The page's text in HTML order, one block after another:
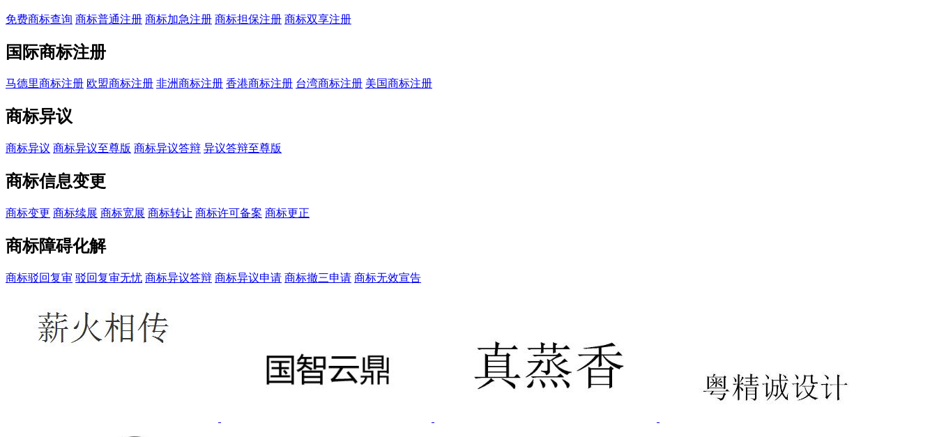
免费商标查询 商标普通注册 商标加急注册 商标担保注册 商标双享注册
国际商标注册
马德里商标注册 欧盟商标注册 非洲商标注册 香港商标注册 台湾商标注册 美国商标注册
商标异议
商标异议 商标异议至尊版 商标异议答辩 异议答辩至尊版
商标信息变更
商标变更 商标续展 商标宽展 商标转让 商标许可备案 商标更正
商标障碍化解
商标驳回复审 驳回复审无忧 商标异议答辩 商标异议申请 商标撤三申请 商标无效宣告